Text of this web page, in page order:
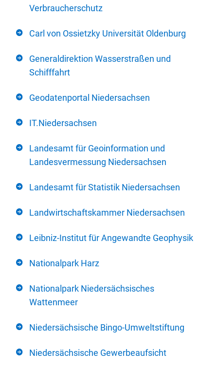
Verbraucherschutz
Carl von Ossietzky Universität Oldenburg
Generaldirektion Wasserstraßen und
Schifffahrt
Geodatenportal Niedersachsen
IT.Niedersachsen
Landesamt für Geoinformation und
Landesvermessung Niedersachsen
Landesamt für Statistik Niedersachsen
Landwirtschaftskammer Niedersachsen
Leibniz-Institut für Angewandte Geophysik
Nationalpark Harz
Nationalpark Niedersächsisches
Wattenmeer
Niedersächsische Bingo-Umweltstiftung
Niedersächsische Gewerbeaufsicht